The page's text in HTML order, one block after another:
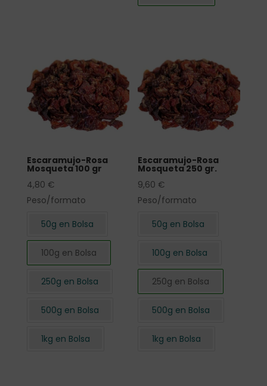
Escaramujo-Rosa
Mosqueta 100 gr
4,80 €
Peso/formato
50g en Bolsa
100g en Bolsa
250g en Bolsa
500g en Bolsa
1kg en Bolsa
Escaramujo-Rosa
Mosqueta 250 gr.
9,60 €
Peso/formato
50g en Bolsa
100g en Bolsa
250g en Bolsa
500g en Bolsa
1kg en Bolsa